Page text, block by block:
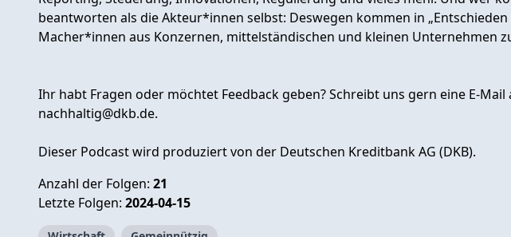
beantworten als die Akteur*innen selbst: Deswegen kommen in „Entschieden
Macher*innen aus Konzernen, mittelständischen und kleinen Unternehmen
Ihr habt Fragen oder möchtet Feedback geben? Schreibt uns gern eine E-Mail
nachhaltig@dkb.de.
Dieser Podcast wird produziert von der Deutschen Kreditbank AG (DKB).
Anzahl der Folgen: 21
Letzte Folgen: 2024-04-15